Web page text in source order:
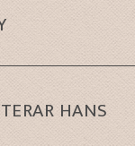
HANS